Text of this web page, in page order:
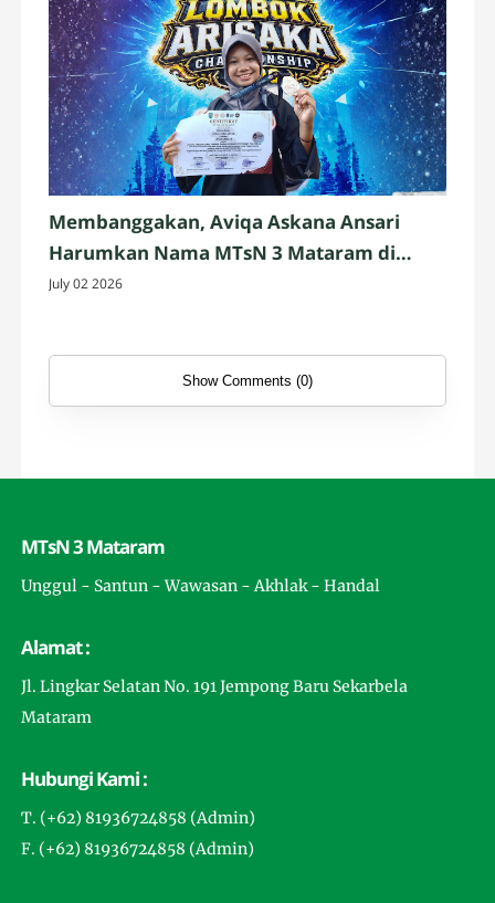
Membanggakan, Aviqa Askana Ansari
Harumkan Nama MTsN 3 Mataram di
Ajang Pencak Silat Nasional
July 02 2026
Show Comments (0)
MTsN 3 Mataram
Unggul - Santun - Wawasan - Akhlak - Handal
Alamat :
Jl. Lingkar Selatan No. 191 Jempong Baru Sekarbela
Mataram
Hubungi Kami :
T. (+62) 81936724858 (Admin)
F. (+62) 81936724858 (Admin)